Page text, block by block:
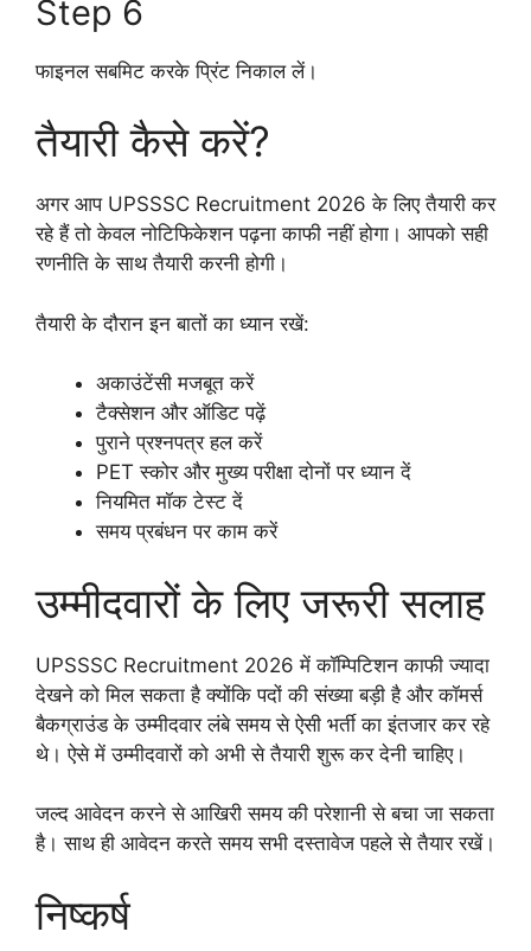
Step 6
फाइनल सबमिट करके प्रिंट निकाल लें।
तैयारी कैसे करें?
अगर आप UPSSSC Recruitment 2026 के लिए तैयारी कर
रहे हैं तो केवल नोटिफिकेशन पढ़ना काफी नहीं होगा। आपको सही
रणनीति के साथ तैयारी करनी होगी।
तैयारी के दौरान इन बातों का ध्यान रखें:
अकाउंटेंसी मजबूत करें
टैक्सेशन और ऑडिट पढ़ें
पुराने प्रश्नपत्र हल करें
PET स्कोर और मुख्य परीक्षा दोनों पर ध्यान दें
नियमित मॉक टेस्ट दें
समय प्रबंधन पर काम करें
उम्मीदवारों के लिए जरूरी सलाह
UPSSSC Recruitment 2026 में कॉम्पिटिशन काफी ज्यादा
देखने को मिल सकता है क्योंकि पदों की संख्या बड़ी है और कॉमर्स
बैकग्राउंड के उम्मीदवार लंबे समय से ऐसी भर्ती का इंतजार कर रहे
थे। ऐसे में उम्मीदवारों को अभी से तैयारी शुरू कर देनी चाहिए।
जल्द आवेदन करने से आखिरी समय की परेशानी से बचा जा सकता
है। साथ ही आवेदन करते समय सभी दस्तावेज पहले से तैयार रखें।
निष्कर्ष